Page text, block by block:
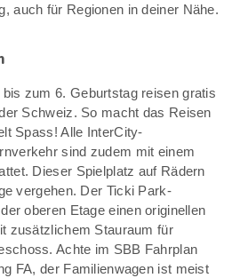
auch für Regionen in deiner Nähe.
zum 6. Geburtstag reisen gratis
Schweiz. So macht das Reisen
Spass! Alle InterCity-
sind zudem mit einem
Dieser Spielplatz auf Rädern
vergehen. Der Ticki Park-
oberen Etage einen originellen
zusätzlichem Stauraum für
Achte im SBB Fahrplan
FA, der Familienwagen ist meist